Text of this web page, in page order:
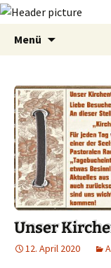
Menü
Unser
12. April 2020